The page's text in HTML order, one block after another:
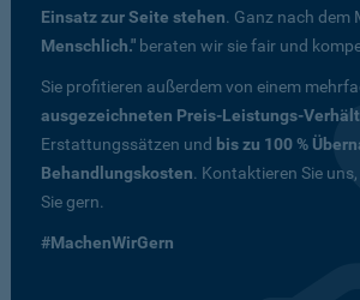
Einsatz zur Seite stehen. Ganz nach dem
Menschlich." beraten wir sie fair und
Sie profitieren außerdem von einem
ausgezeichneten Preis-Leistungs-
Erstattungssätzen und bis zu 100 %
Behandlungskosten. Kontaktieren Sie
Sie gern.
#MachenWirGern